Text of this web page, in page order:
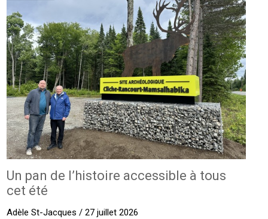
Un pan de l’histoire accessible à tous
cet été
Adèle St-Jacques / 27 juillet 2026